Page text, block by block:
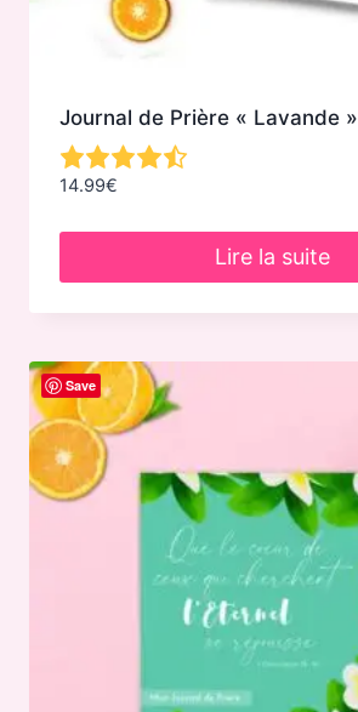
Journal de Prière « Lavande »
14.99€
Lire la suite
Save